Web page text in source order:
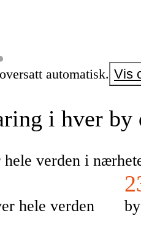
automatisk. Vis
i hver by
verden i
hele verden